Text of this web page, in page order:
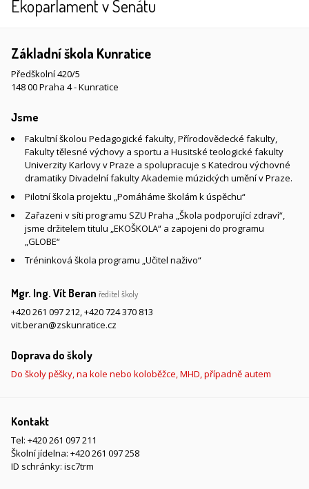
Ekoparlament v Senátu
Základní škola Kunratice
Předškolní 420/5
148 00 Praha 4 - Kunratice
Jsme
Fakultní školou Pedagogické fakulty, Přírodovědecké fakulty,
Fakulty tělesné výchovy a sportu a Husitské teologické fakulty
Univerzity Karlovy v Praze a spolupracuje s Katedrou výchovné
dramatiky Divadelní fakulty Akademie múzických umění v Praze.
Pilotní škola projektu „Pomáháme školám k úspěchu“
Zařazeni v síti programu SZU Praha „Škola podporující zdraví“,
jsme držitelem titulu „EKOŠKOLA“ a zapojeni do programu
„GLOBE“
Tréninková škola programu „Učitel naživo“
Mgr. Ing. Vít Beran ředitel školy
+420 261 097 212,+420 724 370 813
vit.beran@zskunratice.cz
Doprava do školy
Do školy pěšky, na kole nebo koloběžce, MHD, případně autem
Kontakt
Tel: +420 261 097 211
Školní jídelna: +420 261 097 258
ID schránky: isc7trm